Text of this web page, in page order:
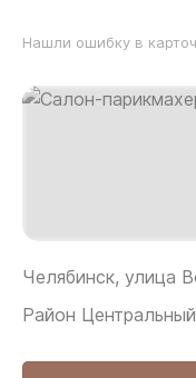
Челябинск, улица
Район
Нашли ошибку в